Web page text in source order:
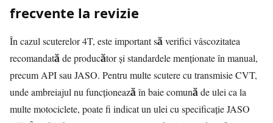
frecvente la revizie
În cazul scuterelor 4T, este important să verifici vâscozitatea
recomandată de producător și standardele menționate în manual,
precum API sau JASO. Pentru multe scutere cu transmisie CVT,
unde ambreiajul nu funcționează în baie comună de ulei ca la
multe motociclete, poate fi indicat un ulei cu specificație JASO